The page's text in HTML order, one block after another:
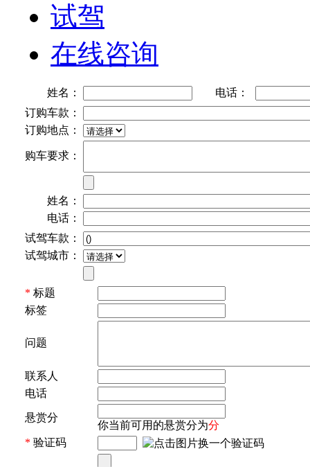
试驾
在线咨询
姓名：
电话：
订购车款：
订购地点：
购车要求：
姓名：
电话：
试驾车款：
试驾城市：
* 标题
标签
问题
联系人
电话
悬赏分
你当前可用的悬赏分为分
* 验证码